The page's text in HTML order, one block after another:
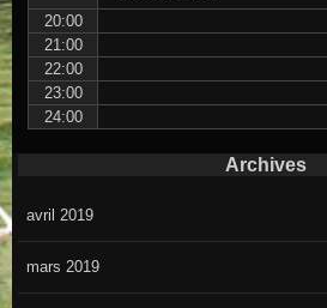
20:00
21:00
22:00
23:00
24:00
Archives
avril 2019
mars 2019